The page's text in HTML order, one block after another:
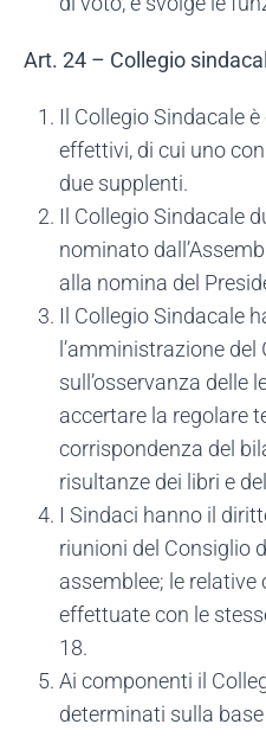
Art. 24 – Collegio
Il Collegio Sindacale
effettivi, di cui uno
due supplenti.
Il Collegio Sindacale
nominato
alla nomina del
Il Collegio Sindacale
l’amministrazione del
sull’osservanza delle
accertare la regolare
corrispondenza del
risultanze dei libri e
I Sindaci hanno il
riunioni del Consiglio
assemblee; le
effettuate con le
18.
Ai componenti il
determinati sulla